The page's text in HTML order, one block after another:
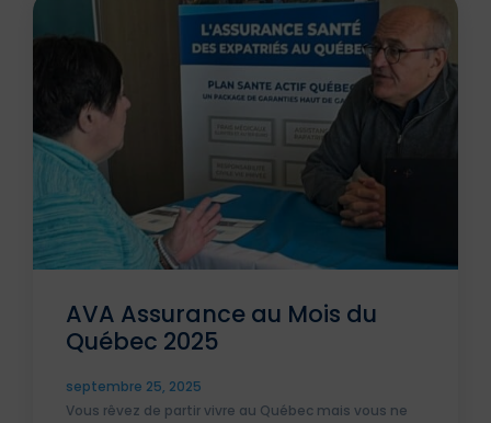
AVA Assurance au Mois du
Québec 2025
septembre 25, 2025
Vous rêvez de partir vivre au Québec mais vous ne